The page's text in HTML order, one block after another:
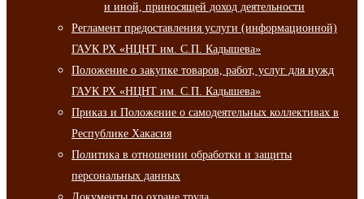
и иной, приносящей доход деятельности
Регламент предоставления услуги (информационной)
ГАУК РХ «НЦНТ им. С.П. Кадышева»
Положение о закупке товаров, работ, услуг для нужд
ГАУК РХ «НЦНТ им. С.П. Кадышева»
Приказ и Положение о самодеятельных коллективах в
Республике Хакасия
Политика в отношении обработки и защиты
персональных данных